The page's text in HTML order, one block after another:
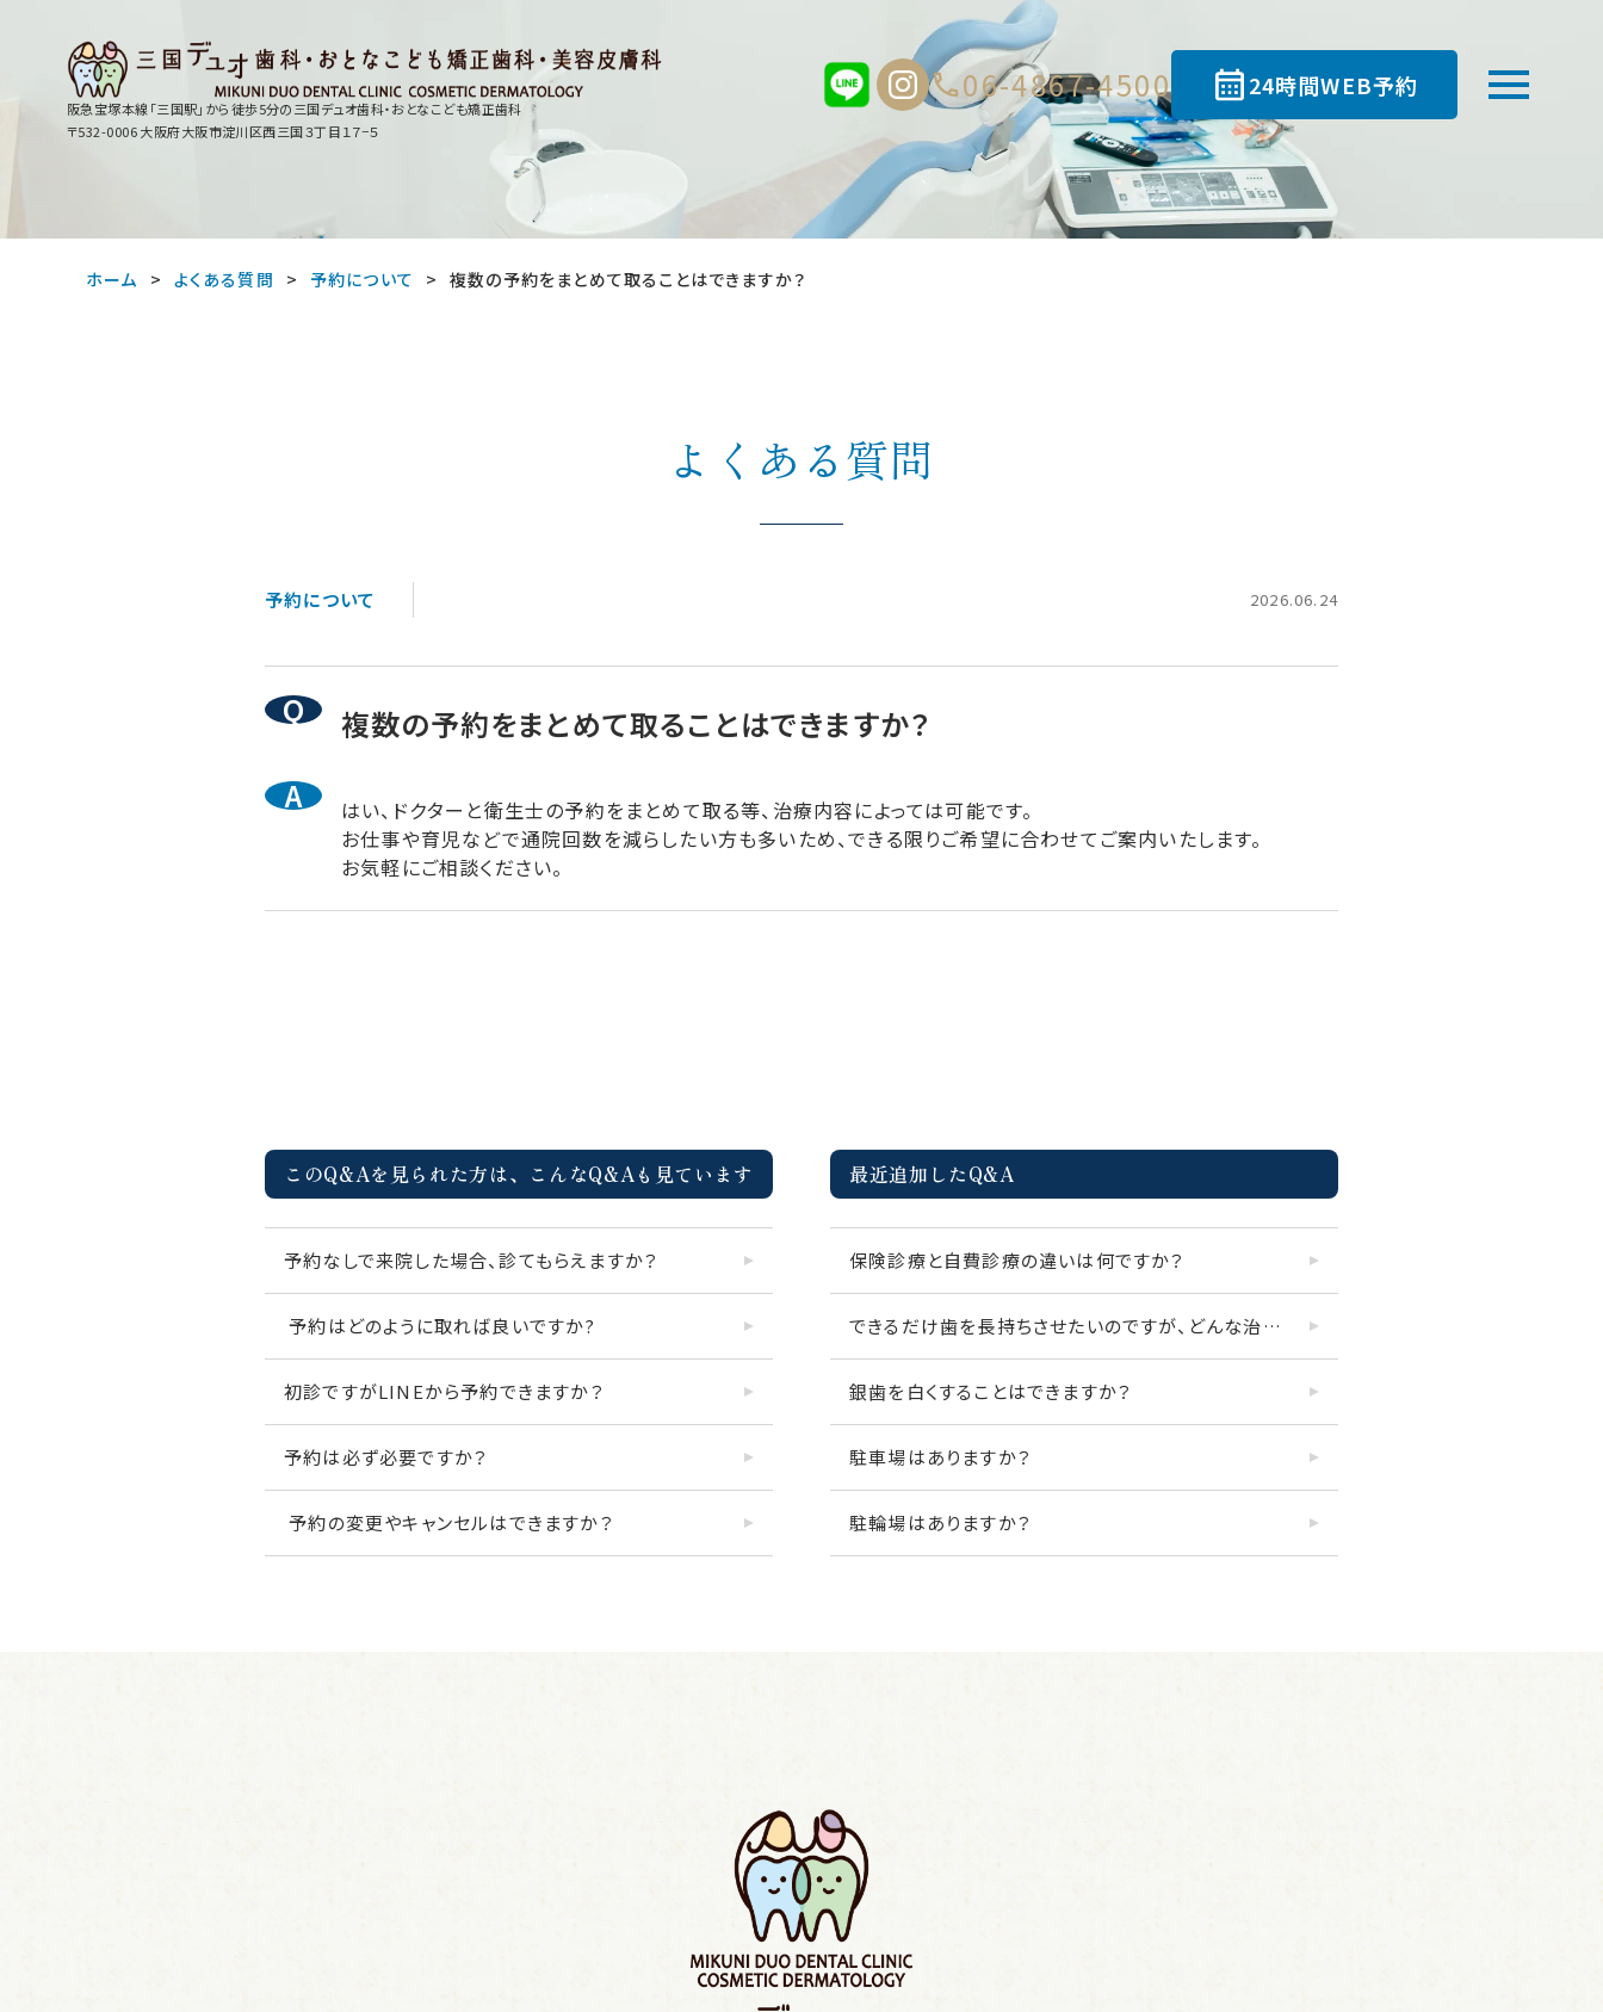
阪急宝塚本線「三国駅」から徒歩5分の三国デュオ歯科・おとなこども矯正歯科
〒532-0006 大阪府大阪市淀川区西三国３丁目１７−５
06-4867-4500 24時間WEB予約
ホーム よくある質問 予約について 複数の予約をまとめて取ることはできますか？
よくある質問
予約について 2026.06.24
複数の予約をまとめて取ることはできますか？
はい、ドクターと衛生士の予約をまとめて取る等、治療内容によっては可能です。
お仕事や育児などで通院回数を減らしたい方も多いため、できる限りご希望に合わせてご案内いたします。
お気軽にご相談ください。
このQ&Aを見られた方は、こんなQ&Aも見ています
予約なしで来院した場合、診てもらえますか？
予約はどのように取れば良いですか?
初診ですがLINEから予約できますか？
予約は必ず必要ですか？
予約の変更やキャンセルはできますか？
最近追加したQ&A
保険診療と自費診療の違いは何ですか？
できるだけ歯を長持ちさせたいのですが、どんな治療がありますか？
銀歯を白くすることはできますか？
駐車場はありますか？
駐輪場はありますか？